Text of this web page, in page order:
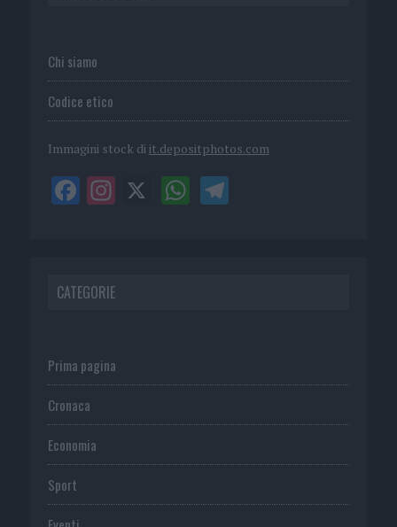
Chi siamo
Codice etico
Immagini stock di it.depositphotos.com
CATEGORIE
Prima pagina
Cronaca
Economia
Sport